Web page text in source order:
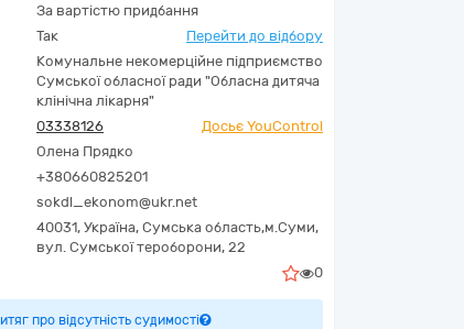
За вартістю придбання
Так Перейти до відбору
Комунальне некомерційне підприємство
Сумської обласної ради "Обласна дитяча
клінічна лікарня"
03338126
Досьє YouControl
Олена Прядко
+380660825201
sokdl_ekonom@ukr.net
40031, Україна, Сумська область,м.Суми,
вул. Сумської тероборони, 22
0
про відсутність судимості